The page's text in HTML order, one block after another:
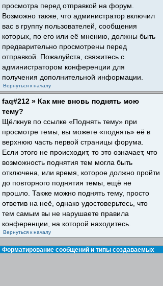
просмотра перед отправкой на форум.
Возможно также, что администратор включил
вас в группу пользователей, сообщения
которых, по его или её мнению, должны быть
предварительно просмотрены перед
отправкой. Пожалуйста, свяжитесь с
администратором конференции для
получения дополнительной информации.
Вернуться к началу
faq#212 » Как мне вновь поднять мою
тему?
Щёлкнув по ссылке «Поднять тему» при
просмотре темы, вы можете «поднять» её в
верхнюю часть первой страницы форума.
Если этого не происходит, то это означает, что
возможность поднятия тем могла быть
отключена, или время, которое должно пройти
до повторного поднятия темы, ещё не
прошло. Также можно поднять тему, просто
ответив на неё, однако удостоверьтесь, что
тем самым вы не нарушаете правила
конференции, на которой находитесь.
Вернуться к началу
Форматирование сообщений и типы создаваемых